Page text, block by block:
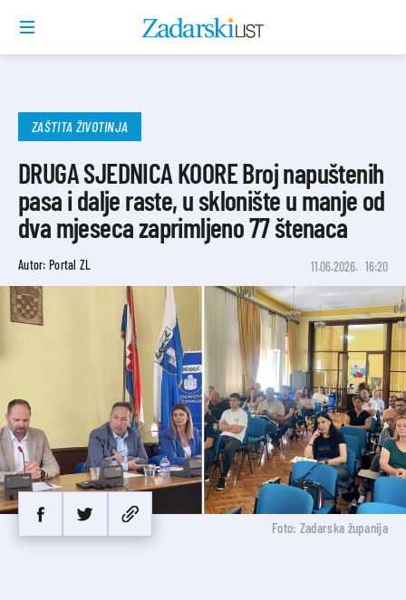
ZAŠTITA ŽIVOTINJA
DRUGA SJEDNICA KOORE Broj napuštenih
pasa i dalje raste, u sklonište u manje od
dva mjeseca zaprimljeno 77 štenaca
Autor: Portal ZL 11.06.2026. 16:20
Foto: Zadarska županija